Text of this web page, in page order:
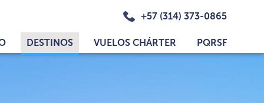
+57 (314) 373-0865
DESTINOS VUELOS CHÁRTER PQRSF